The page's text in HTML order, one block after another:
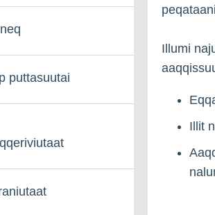
puttasuutai
Illumi
Illit